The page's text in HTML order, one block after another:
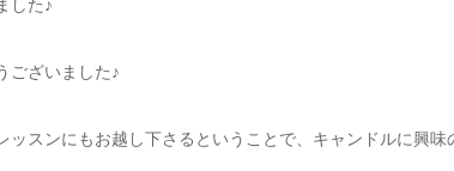
した♪
ございました♪
ッスンにもお越し下さるということで、キャンドルに興